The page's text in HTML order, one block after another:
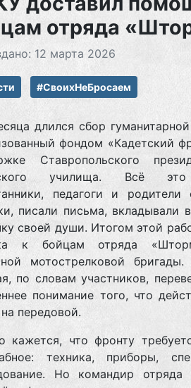
отряда
12 марта 2026
#СвоихНеБросаем
длился сбор
фондом «Кадетский
Ставропольского
училища. Всё
педагоги и родители
писали письма, вкладывали
своей души. Итогом этой
к бойцам отряда
мотострелковой бригады.
по словам участников,
понимание того, что
передовой.
кажется, что фронту
техника, приборы,
Но командир отряда